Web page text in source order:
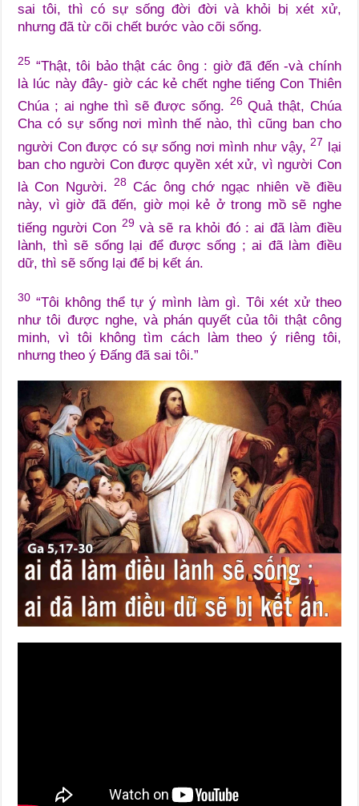
sai tôi, thì có sự sống đời đời và khỏi bị xét xử,
nhưng đã từ cõi chết bước vào cõi sống.
25 “Thật, tôi bảo thật các ông : giờ đã đến -và chính
là lúc này đây- giờ các kẻ chết nghe tiếng Con Thiên
Chúa ; ai nghe thì sẽ được sống. 26Quả thật, Chúa
Cha có sự sống nơi mình thế nào, thì cũng ban cho
người Con được có sự sống nơi mình như vậy,27 lại
ban cho người Con được quyền xét xử, vì người Con
là Con Người. 28Các ông chớ ngạc nhiên về điều
này, vì giờ đã đến, giờ mọi kẻ ở trong mồ sẽ nghe
tiếng người Con 29và sẽ ra khỏi đó : ai đã làm điều
lành, thì sẽ sống lại để được sống ; ai đã làm điều
dữ, thì sẽ sống lại để bị kết án.
30 “Tôi không thể tự ý mình làm gì. Tôi xét xử theo
như tôi được nghe, và phán quyết của tôi thật công
minh, vì tôi không tìm cách làm theo ý riêng tôi,
nhưng theo ý Đấng đã sai tôi.”